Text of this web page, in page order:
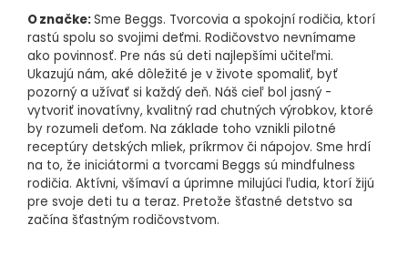
O značke:Sme Beggs. Tvorcovia a spokojní rodičia, ktorí
rastú spolu so svojimi deťmi. Rodičovstvo nevnímame
ako povinnosť. Pre nás sú deti najlepšími učiteľmi.
Ukazujú nám, aké dôležité je v živote spomaliť, byť
pozorný a užívať si každý deň. Náš cieľ bol jasný -
vytvoriť inovatívny, kvalitný rad chutných výrobkov, ktoré
by rozumeli deťom. Na základe toho vznikli pilotné
receptúry detských mliek, príkrmov či nápojov. Sme hrdí
na to, že iniciátormi a tvorcami Beggs sú mindfulness
rodičia. Aktívni, všímaví a úprimne milujúci ľudia, ktorí žijú
pre svoje deti tu a teraz. Pretože šťastné detstvo sa
začína šťastným rodičovstvom.